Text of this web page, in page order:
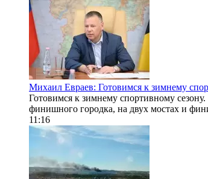
Михаил Евраев: Готовимся к зимнему
Готовимся к зимнему спортивному
финишного городка, на двух мостах и
11:16